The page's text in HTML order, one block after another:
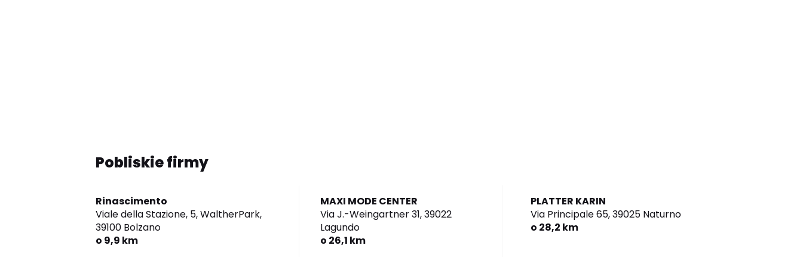
Pobliskie firmy
Rinascimento
Viale della Stazione, 5, WaltherPark,
39100 Bolzano
o 9,9 km
MAXI MODE CENTER
Via J.-Weingartner 31,39022
Lagundo
o 26,1 km
PLATTER KARIN
Via Principale 65,39025 Naturno
o 28,2 km